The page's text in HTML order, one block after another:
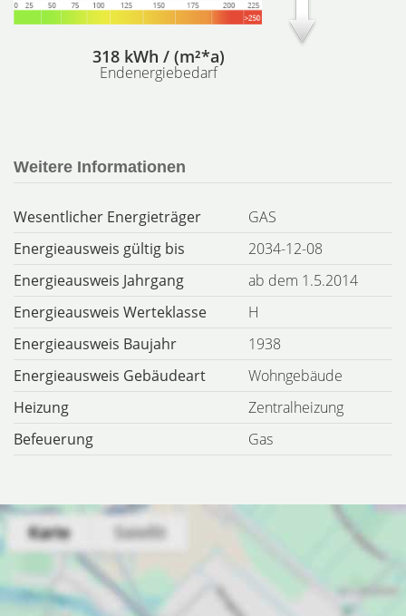
318 kWh / (m²*a)
Endenergiebedarf
Weitere Informationen
Wesentlicher Energieträger
GAS
Energieausweis gültig bis
2034-12-08
Energieausweis Jahrgang
ab dem 1.5.2014
Energieausweis Werteklasse
H
Energieausweis Baujahr
1938
Energieausweis Gebäudeart
Wohngebäude
Heizung
Zentralheizung
Befeuerung
Gas